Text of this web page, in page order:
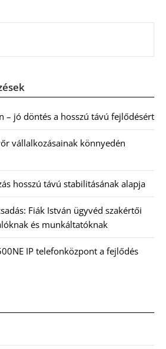
– jó döntés a hosszú távú fejlődésért
vállalkozásainak könnyedén
hosszú távú stabilitásának alapja
Fiák István ügyvéd szakértői
és munkáltatóknak
IP telefonközpont a fejlődés